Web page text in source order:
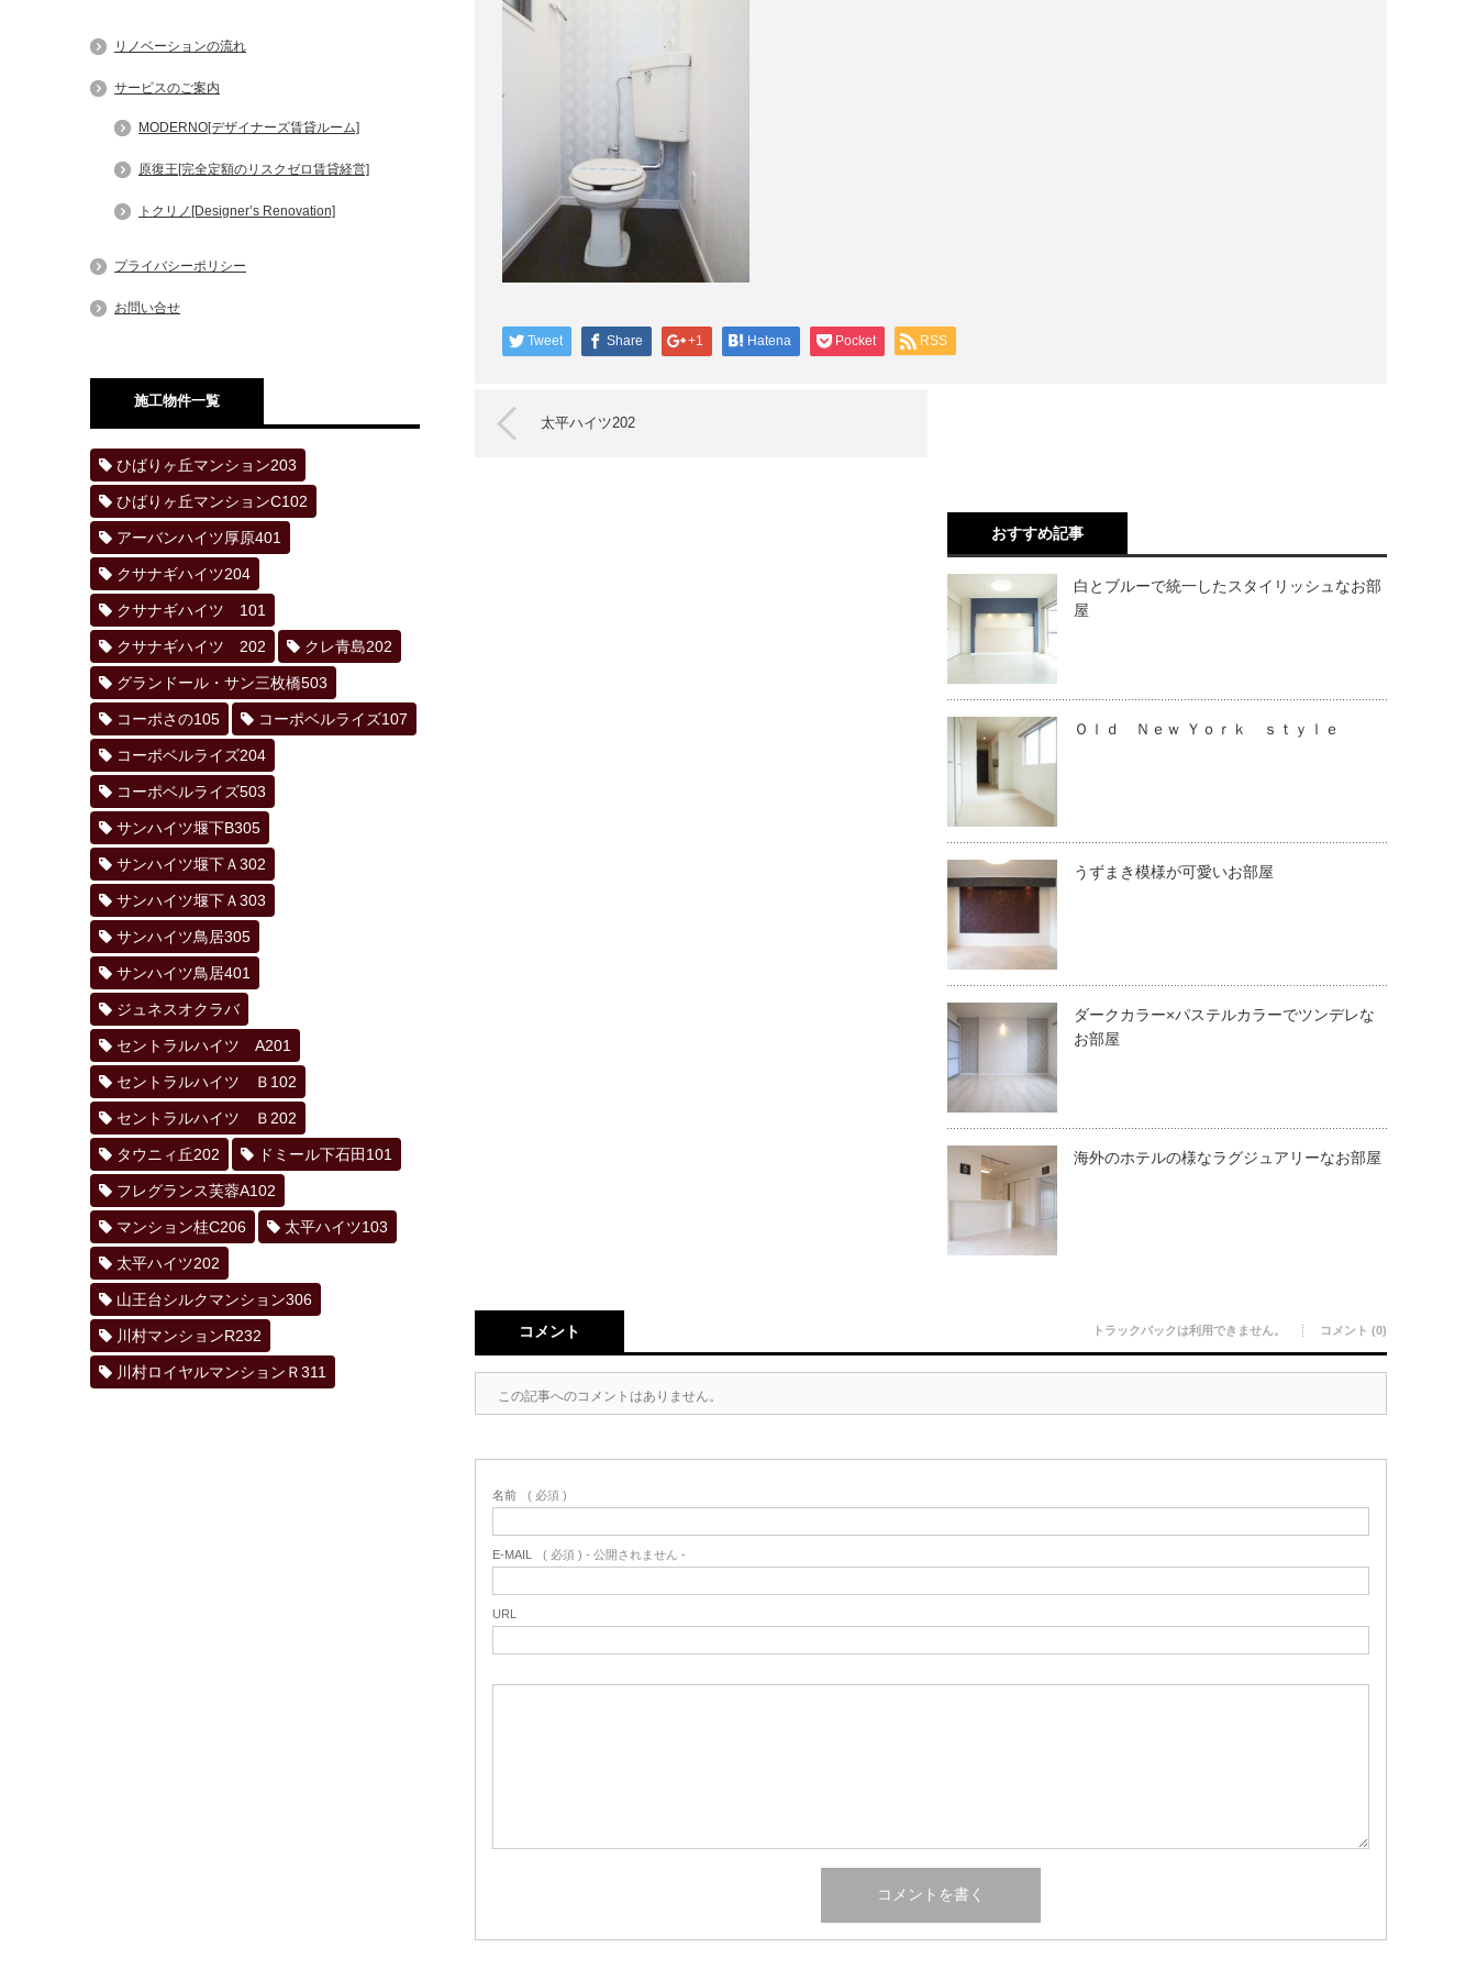
Tweet Share +1 Hatena Pocket RSS
太平ハイツ202
おすすめ記事
白とブルーで統一したスタイリッシュなお部
屋
Ｏｌｄ Ｎｅｗ Ｙｏｒｋ ｓｔｙｌｅ
うずまき模様が可愛いお部屋
ダークカラー×パステルカラーでツンデレな
お部屋
海外のホテルの様なラグジュアリーなお部屋
コメント トラックバックは利用できません。 コメント (0)
この記事へのコメントはありません。
名前 ( 必須 )
E-MAIL ( 必須 ) - 公開されません -
URL
リノベーションの流れ
サービスのご案内
MODERNO[デザイナーズ賃貸ルーム]
原復王[完全定額のリスクゼロ賃貸経営]
トクリノ[Designer’s Renovation]
プライバシーポリシー
お問い合せ
施工物件一覧
ひばりヶ丘マンション203
ひばりヶ丘マンションC102
アーバンハイツ厚原401
クサナギハイツ204
クサナギハイツ 101
クサナギハイツ 202 クレ青島202
グランドール・サン三枚橋503
コーポさの105 コーポベルライズ107
コーポベルライズ204
コーポベルライズ503
サンハイツ堰下B305
サンハイツ堰下Ａ302
サンハイツ堰下Ａ303
サンハイツ鳥居305
サンハイツ鳥居401
ジュネスオクラバ
セントラルハイツ A201
セントラルハイツ Ｂ102
セントラルハイツ Ｂ202
タウニィ丘202 ドミール下石田101
フレグランス芙蓉A102
マンション桂C206 太平ハイツ103
太平ハイツ202
山王台シルクマンション306
川村マンションR232
川村ロイヤルマンションＲ311